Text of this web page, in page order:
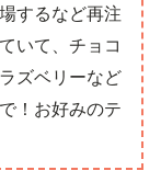
するなど再注
いて、チョコ
ズベリーなど
！お好みのテ